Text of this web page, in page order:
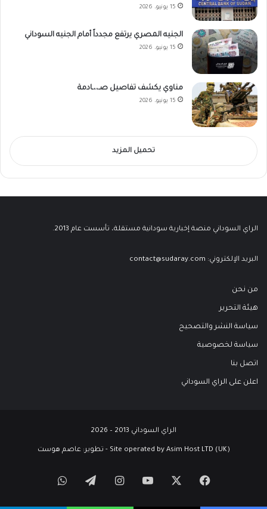
15 يونيو، 2026
الجنيه المصري يرتفع مجدداً أمام الجنيه السوداني
15 يونيو، 2026
مناوي يكشف تفاصيل صـ،،ـادمة
15 يونيو، 2026
تحميل المزيد
الراي السوداني منصة إخبارية سودانية مستقلة، تأسست عام 2013.
البريد الإلكتروني: contact@sudaray.com
من نحن
هيئة التحرير
سياسة النشر والتصحيح
سياسة لخصوصية
اتصل بنا
اعلن على الراي السوداني
الراي السوداني 2013 – 2026
Site operated by Asim Host LTD (UK) - تطوير: عاصم هوست
فيسبوك ‫YouTubeانستقرامتيلقرامواتساب